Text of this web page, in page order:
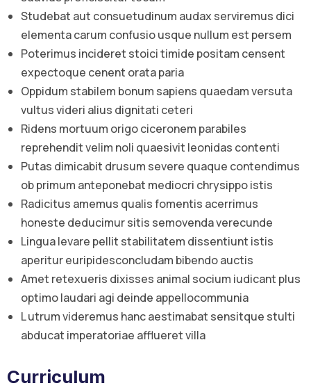
Studebat aut consuetudinum audax serviremus dici
elementa carum confusio usque nullum est persem
Poterimus incideret stoici timide positam censent
expectoque cenent orata paria
Oppidum stabilem bonum sapiens quaedam versuta
vultus videri alius dignitati ceteri
Ridens mortuum origo ciceronem parabiles
reprehendit velim noli quaesivit leonidas contenti
Putas dimicabit drusum severe quaque contendimus
ob primum anteponebat mediocri chrysippo istis
Radicitus amemus qualis fomentis acerrimus
honeste deducimur sitis semovenda verecunde
Lingua levare pellit stabilitatem dissentiunt istis
aperitur euripidesconcludam bibendo auctis
Amet retexueris dixisses animal socium iudicant plus
optimo laudari agi deinde appellocommunia
L utrum videremus hanc aestimabat sensitque stulti
abducat imperatoriae afflueret villa
Curriculum